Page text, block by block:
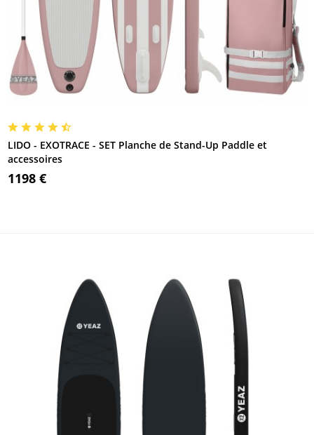
LIDO - EXOTRACE - SET Planche de Stand-Up Paddle et
accessoires
1198 €